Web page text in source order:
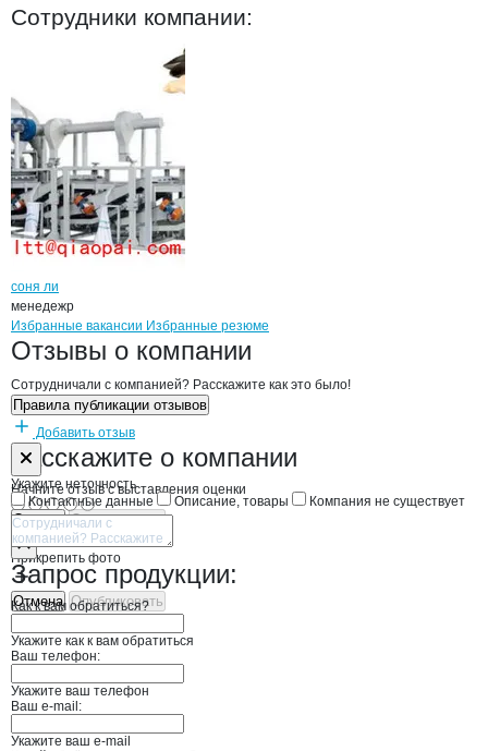
Сотрудники компании:
соня ли
менедежр
Брендыкомпани Ляонинская
Вакансии вЛяонинская
Избранные вакансии Избранные резюме
Новости oЛяонинская
Отзывы о компании
Сотрудничали с компанией? Расскажите как это было!
Правила публикации отзывов
Добавить отзыв
Расскажите о компании
Начните отзыв с выставления оценки
Прикрепить фото
Отмена Опубликовать
Форма обратной связи о неточностях
Укажите неточность
Контактные данные
Описание, товары Компания не существует
Отмена Опубликовать
Запрос продукции:
Как к вам обратиться?
Укажите как к вам обратиться
Ваш телефон:
Укажите ваш телефон
Ваш e-mail:
Укажите ваш e-mail